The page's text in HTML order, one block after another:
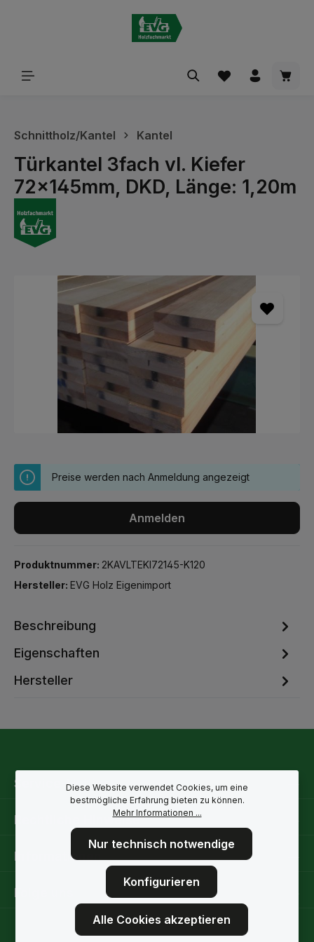
Schnittholz/Kantel Kantel
Türkantel 3fach vl. Kiefer
72x145mm, DKD, Länge: 1,20m
Bildergalerie überspringen
Preise werden nach Anmeldung angezeigt
Anmelden
Produktnummer: 2KAVLTEKI72145-K120
Hersteller: EVG Holz Eigenimport
Beschreibung
Eigenschaften
Hersteller
Service-Hotline
Rechtliche Hinweise
Informationen
Folge uns
Diese Website verwendet Cookies, um eine
bestmögliche Erfahrung bieten zu können.
Mehr Informationen ...
Nur technisch notwendige
Konfigurieren
Alle Cookies akzeptieren